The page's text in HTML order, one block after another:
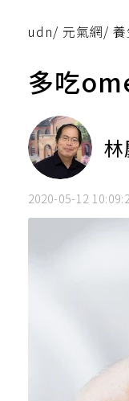
udn/ 元氣網/
多吃
2020-05-12